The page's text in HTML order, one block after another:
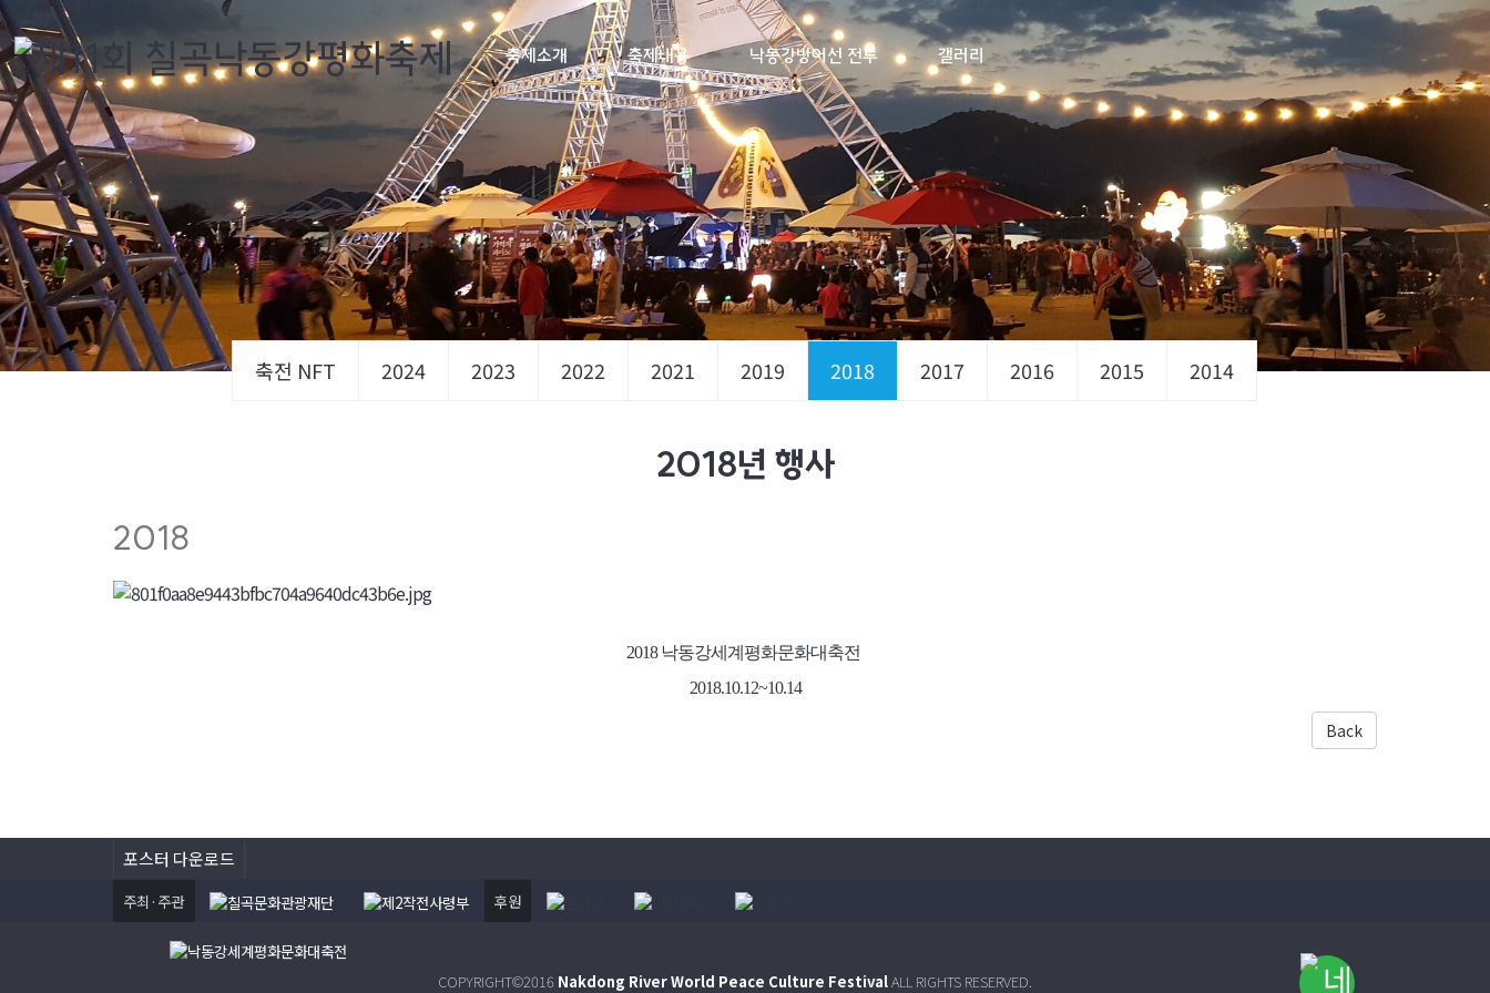
축제소개 축제내용 낙동강방어선 전투 갤러리
축전 NFT 2024 2023 2022 2021 2019 2018 2017 2016 2015 2014
2018년 행사
2018
2018 낙동강세계평화문화대축전
2018.10.12~10.14
Back
포스터 다운로드
주최·주관 후원
COPYRIGHT©2016 Nakdong River World Peace Culture FestivalALL RIGHTS RESERVED.